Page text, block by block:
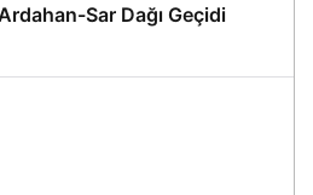
Sar Dağı Geçidi